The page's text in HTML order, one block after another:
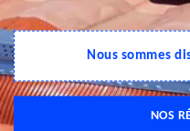
Nous sommes
NOS